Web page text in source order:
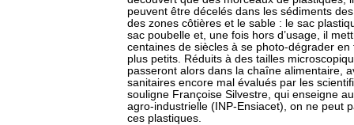
peuvent être décelés dans les sédiments
des zones côtières et le sable : le sac
sac poubelle et, une fois hors d’usage, il
centaines de siècles à se photo-dégrader
plus petits. Réduits à des tailles
passeront alors dans la chaîne alimentaire,
sanitaires encore mal évalués par les
souligne Françoise Silvestre, qui enseigne
agro-industrielle (INP-Ensiacet), on ne peut
ces plastiques.